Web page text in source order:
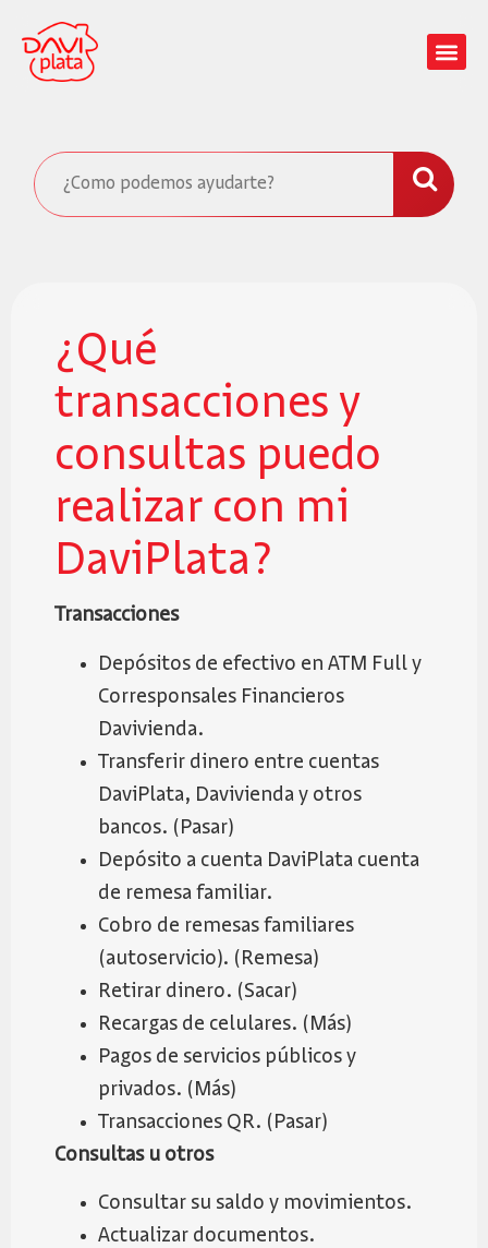
¿Qué
transacciones y
consultas puedo
realizar con mi
DaviPlata?
Transacciones
Depósitos de efectivo en ATM Full y
Corresponsales Financieros
Davivienda.
Transferir dinero entre cuentas
DaviPlata, Davivienda y otros
bancos. (Pasar)
Depósito a cuenta DaviPlata cuenta
de remesa familiar.
Cobro de remesas familiares
(autoservicio). (Remesa)
Retirar dinero. (Sacar)
Recargas de celulares. (Más)
Pagos de servicios públicos y
privados. (Más)
Transacciones QR. (Pasar)
Consultas u otros
Consultar su saldo y movimientos.
Actualizar documentos.